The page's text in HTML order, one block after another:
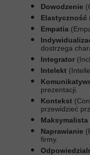
Dowodzenie
Elastyczność
Empatia
dostrzega
Integrator
Intelekt
prezentacji.
Kontekst
przewidzieć
Maksymalista
Naprawianie
firmy.